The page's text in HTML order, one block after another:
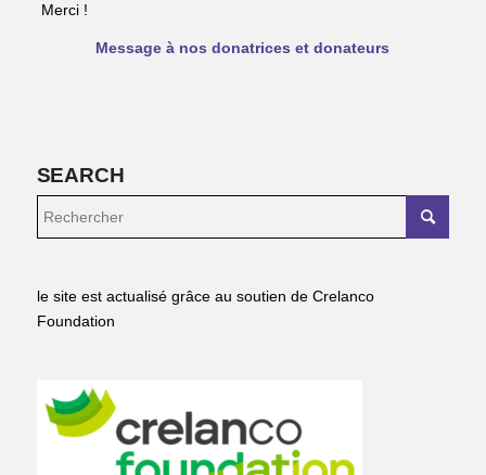
Merci !
Message à nos donatrices et donateurs
SEARCH
le site est actualisé grâce au soutien de Crelanco
Foundation